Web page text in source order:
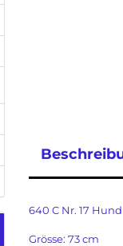
640 C Nr. 17 Hund
Grösse: 73 cm